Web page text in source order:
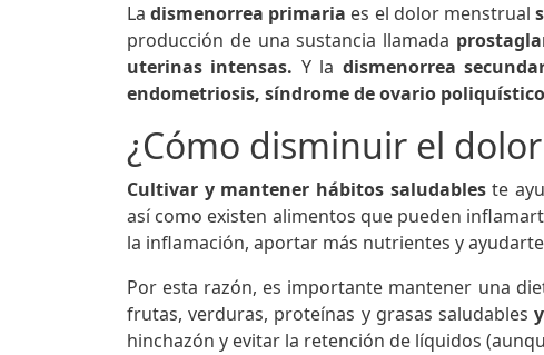
La dismenorrea primaria es el dolor menstrual
producción de una sustancia llamada
uterinas intensas. Y la dismenorrea
endometriosis, síndrome de ovario
¿Cómo disminuir el
Cultivar y mantener hábitos saludableste
así como existen alimentos que pueden
la inflamación, aportar más nutrientes y
Por esta razón, es importante mantener una
frutas, verduras, proteínas y grasas saludables
hinchazón y evitar la retención de líquidos